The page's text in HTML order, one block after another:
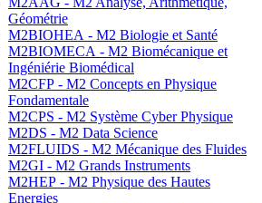
Géométrie
M2BIOHEA - M2 Biologie et Santé
M2BIOMECA - M2 Biomécanique et
Ingéniérie Biomédical
M2CFP - M2 Concepts en Physique
Fondamentale
M2CPS - M2 Système Cyber Physique
M2DS - M2 Data Science
M2FLUIDS - M2 Mécanique des Fluides
M2GI - M2 Grands Instruments
M2HEP - M2 Physique des Hautes
Energies